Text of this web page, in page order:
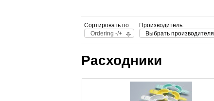
Сортировать по
Ordering -/+
Производитель:
Выбрать производителя
Расходники